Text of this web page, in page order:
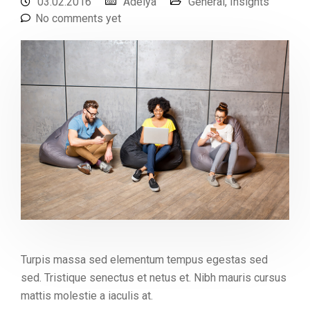
No comments yet
Turpis massa sed elementum tempus egestas sed
sed. Tristique senectus et netus et. Nibh mauris cursus
mattis molestie a iaculis at.